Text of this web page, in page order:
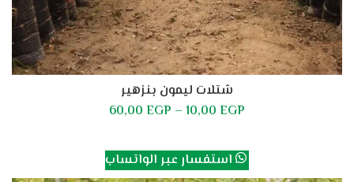
شتلات ليمون بنزهير
10,00 EGP
–
60,00 EGP
استفسار عبر الواتساب